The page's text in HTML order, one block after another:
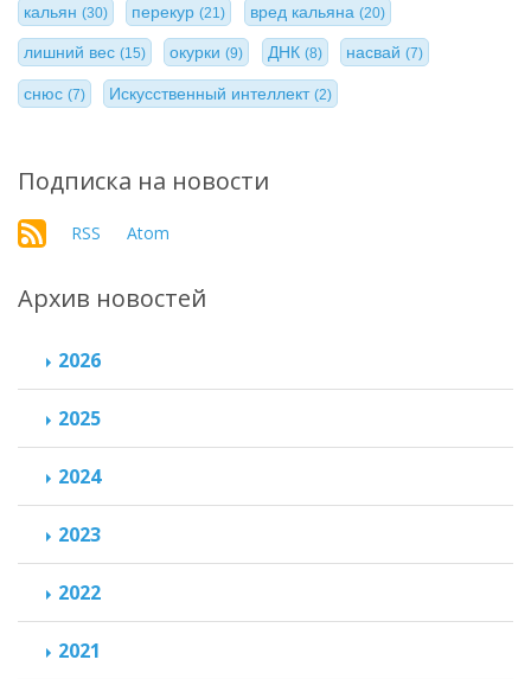
кальян (30) перекур(21) вред кальяна (20)
лишний вес (15) окурки(9) ДНК (8) насвай(7)
снюс (7) Искусственный интеллект(2)
Подписка на новости
RSS Atom
Архив новостей
2026
2025
2024
2023
2022
2021